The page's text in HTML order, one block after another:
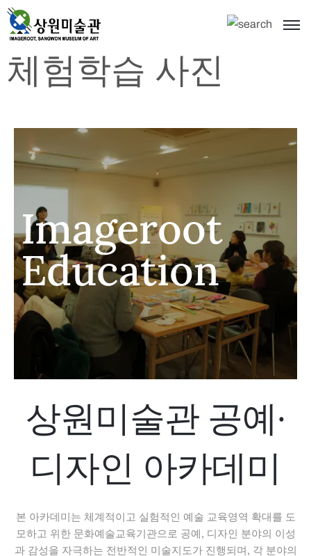
체험학습 사진
Imageroot
Education
상원미술관 공예·
디자인 아카데미
본 아카데미는 체계적이고 실험적인 예술 교육영역 확대를 도
모하고 위한 문화예술교육기관으로 공예, 디자인 분야의 이성
과 감성을 자극하는 전반적인 미술지도가 진행되며, 각 분야의